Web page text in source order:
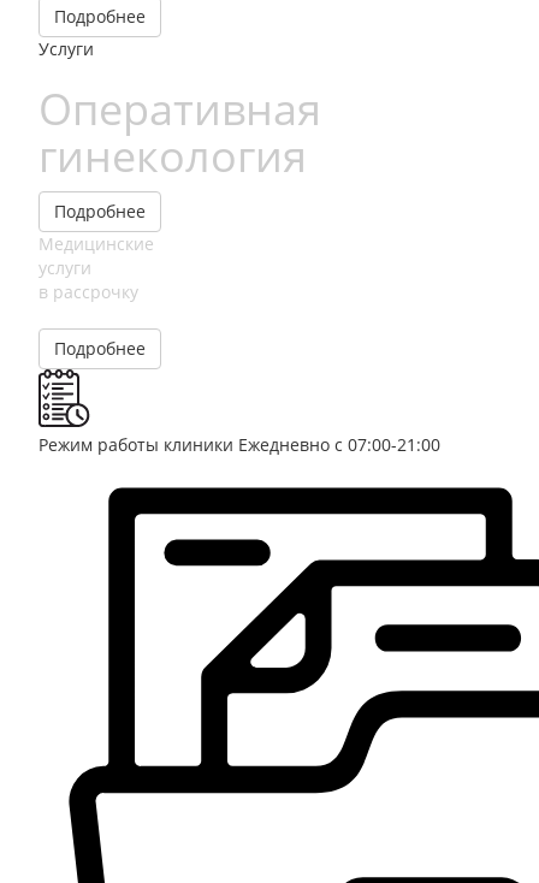
Подробнее
Услуги
Оперативная
гинекология
Подробнее
Медицинские
услуги
в рассрочку
Подробнее
Режим работы клиники Ежедневно с 07:00-21:00